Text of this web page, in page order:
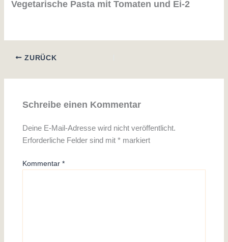
Vegetarische Pasta mit Tomaten und Ei-2
ZURÜCK
Schreibe einen Kommentar
Deine E-Mail-Adresse wird nicht veröffentlicht.
Erforderliche Felder sind mit* markiert
Kommentar*